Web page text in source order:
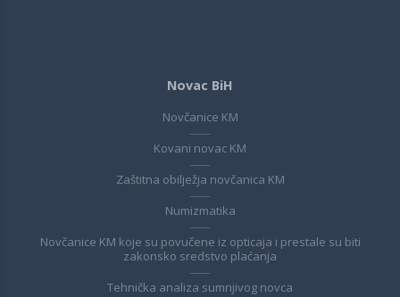
Novac BiH
Novčanice KM
Kovani novac KM
Zaštitna obilježja novčanica KM
Numizmatika
Novčanice KM koje su povučene iz opticaja i prestale su biti
zakonsko sredstvo plaćanja
Tehnička analiza sumnjivog novca